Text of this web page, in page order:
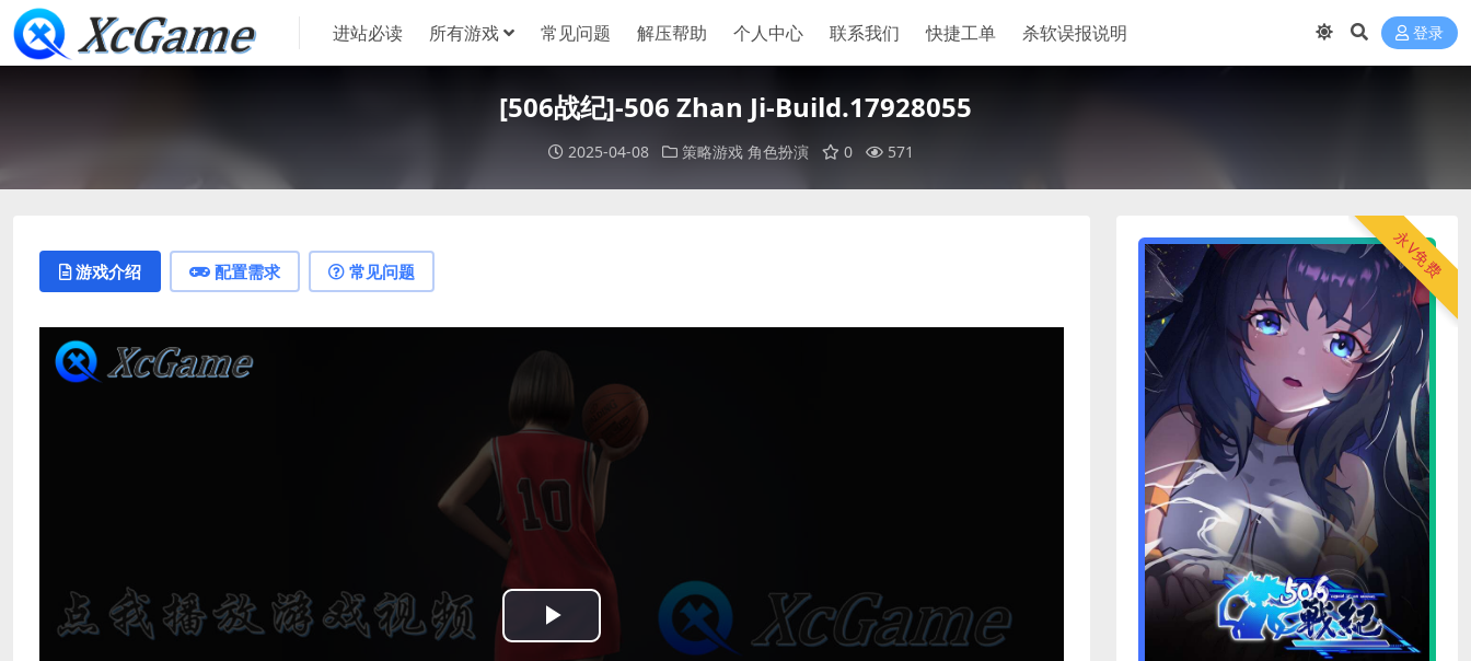
进站必读 所有游戏 常见问题 解压帮助 个人中心 联系我们 快捷工单 杀软误报说明 登录
[506战纪]-506 Zhan Ji-Build.17928055
2025-04-08 策略游戏 角色扮演 0 571
游戏介绍 配置需求 常见问题
Play
永V免费